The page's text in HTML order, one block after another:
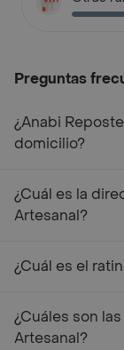
Preguntas
¿Anabi
domicilio?
¿Cuál es la
Artesanal?
¿Cuál es el
¿Cuáles son
Artesanal?